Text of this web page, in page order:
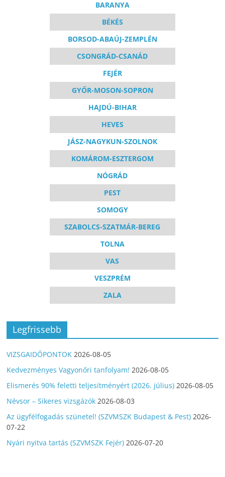
BARANYA
BÉKÉS
BORSOD-ABAÚJ-ZEMPLÉN
CSONGRÁD-CSANÁD
FEJÉR
GYŐR-MOSON-SOPRON
HAJDÚ-BIHAR
HEVES
JÁSZ-NAGYKUN-SZOLNOK
KOMÁROM-ESZTERGOM
NÓGRÁD
PEST
SOMOGY
SZABOLCS-SZATMÁR-BEREG
TOLNA
VAS
VESZPRÉM
ZALA
Legfrissebb
VIZSGAIDŐPONTOK 2026-08-05
Kedvezményes Vagyonőri tanfolyam! 2026-08-05
Elismerés 90% feletti teljesítményért (2026. július) 2026-08-05
Névsor – Sikeres vizsgázók 2026-08-03
Az ügyfélfogadás szünetel! (SZVMSZK Budapest & Pest) 2026-
07-22
Nyári nyitva tartás (SZVMSZK Fejér) 2026-07-20